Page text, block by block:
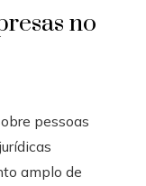
no
pessoas
amplo de